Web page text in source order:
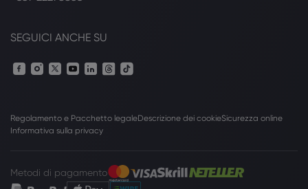
SEGUICI ANCHE SU
Regolamento e Pacchetto legaleDescrizione dei cookieSicurezza online
Informativa sulla privacy
Metodi di pagamento